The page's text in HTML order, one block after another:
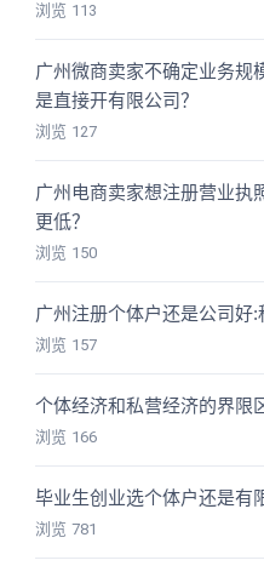
浏览 113
广州微商卖家不确定业务规
是直接开有限公司？
浏览 127
广州电商卖家想注册营业执
更低？
浏览 150
广州注册个体户还是公司好
浏览 157
个体经济和私营经济的界限
浏览 166
毕业生创业选个体户还是有
浏览 781